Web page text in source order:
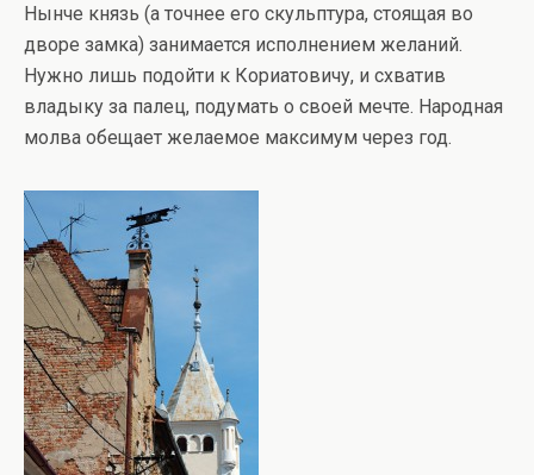
Нынче князь (а точнее его скульптура, стоящая во
дворе замка) занимается исполнением желаний.
Нужно лишь подойти к Кориатовичу, и схватив
владыку за палец, подумать о своей мечте. Народная
молва обещает желаемое максимум через год.